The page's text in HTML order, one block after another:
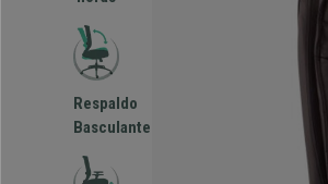
Respaldo
Basculante